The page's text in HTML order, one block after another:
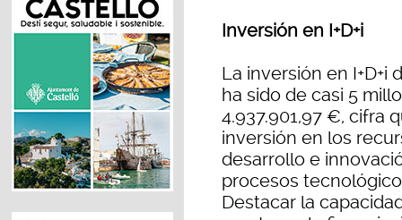
Inversión en I+D+i
La inversión en I+D+i
ha sido de casi 5
4.937.901,97 €, cifra
inversión en los
desarrollo e
procesos
Destacar la